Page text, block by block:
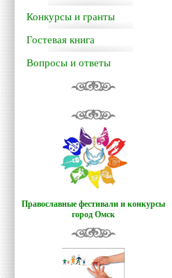
Конкурсы и гранты
Гостевая книга
Вопросы и ответы
Православные фестивали и конкурсы
город Омск